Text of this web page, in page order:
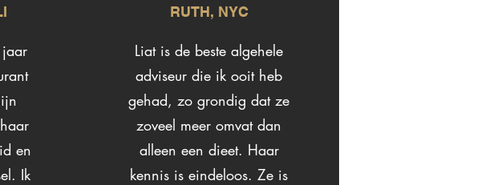
jaar
en
Ik
RUTH, NYC
Liat is de beste algehele
adviseur die ik ooit heb
gehad, zo grondig dat ze
zoveel meer omvat dan
alleen een dieet. Haar
kennis is eindeloos. Ze is